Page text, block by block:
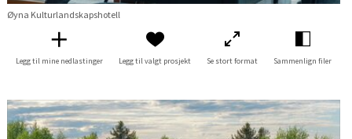
Øyna Kulturlandskapshotell
Legg til mine nedlastinger Legg til valgt prosjekt Se stort format Sammenlign filer